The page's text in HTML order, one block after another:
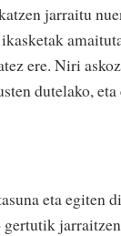
jarraitu
ere. Niri
dutelako,
eta egiten